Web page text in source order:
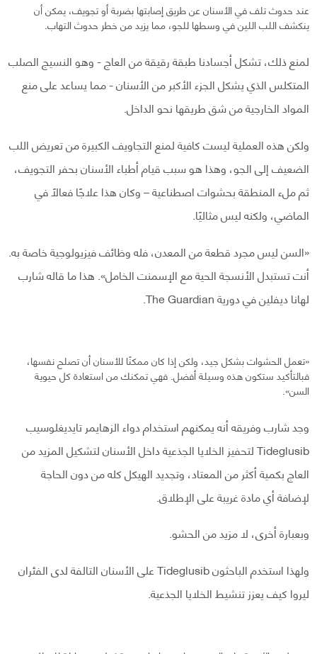
عند حدوث تلف في الأسنان عن طريق إصابتها بضربة أو تجويف، يمكن أن
ينكشف اللب اللين في وسطها للجو، مما يزيد من خطر حدوث التهاب.
لمنع ذلك، تشكل أجسادنا طبقة رقيقة من العاج - وهو النسيج الصلب
المتكلس الذي يشكل الجزء الأكبر من الأسنان - مما يساعد على منع
المواد الخارجية من شق طريقها نحو الداخل.
ولكن هذه العملية ليست كافية لمنع التجاويف الكبيرة من تعريض اللب
الضعيف إلى الجو، وهذا هو سبب قيام أطباء الأسنان بحفر التجويف،
ثم ملء المنطقة بحشوات اصطناعية – وكان هذا علاجًا فعالًا في
الماضي، ولكنه ليس مثاليًا.
«السن ليس مجرد قطعة من المعدن، فله وظائف فيزيولوجية خاصة به.
أنت تستبدل الأنسجة الحية مع الإسمنت الخامل». هذا ما قاله شارب
لهانا ديفلين في دورية The Guardian.
«تعمل الحشوات بشكل جيد، ولكن إذا كان ممكنًا للأسنان أن تصلح نفسها،
فبالتأكيد ستكون هذه وسيلة أفضل. فهي تمكنك من استعادة كل حيوية
السن».
وجد شارب وفريقه أنه يمكنهم استخدام دواء الزهايمر تايديغلوسيب
Tideglusib لتحفيز الخلايا الجذعية داخل الأسنان لتشكيل المزيد من
العاج بكمية أكثر من المعتاد، وتجديد الهيكل كله من دون الحاجة
لإضافة أي مادة غريبة على الإطلاق.
وبعبارة أخرى، لا مزيد من الحشو.
ولهذا استخدم الباحثون Tideglusib على الأسنان التالفة لدى الفئران
ليروا كيف يعزز تنشيط الخلايا الجذعية.